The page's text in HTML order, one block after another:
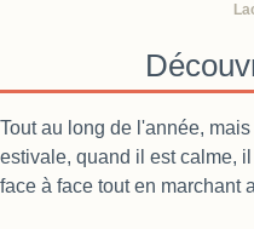
Tout au long de l'année,
estivale, quand il est calme,
face à face tout en marchant